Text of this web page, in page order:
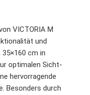
VICTORIA M
und
cm in
optimalen Sicht-
hervorragende
Besonders durch